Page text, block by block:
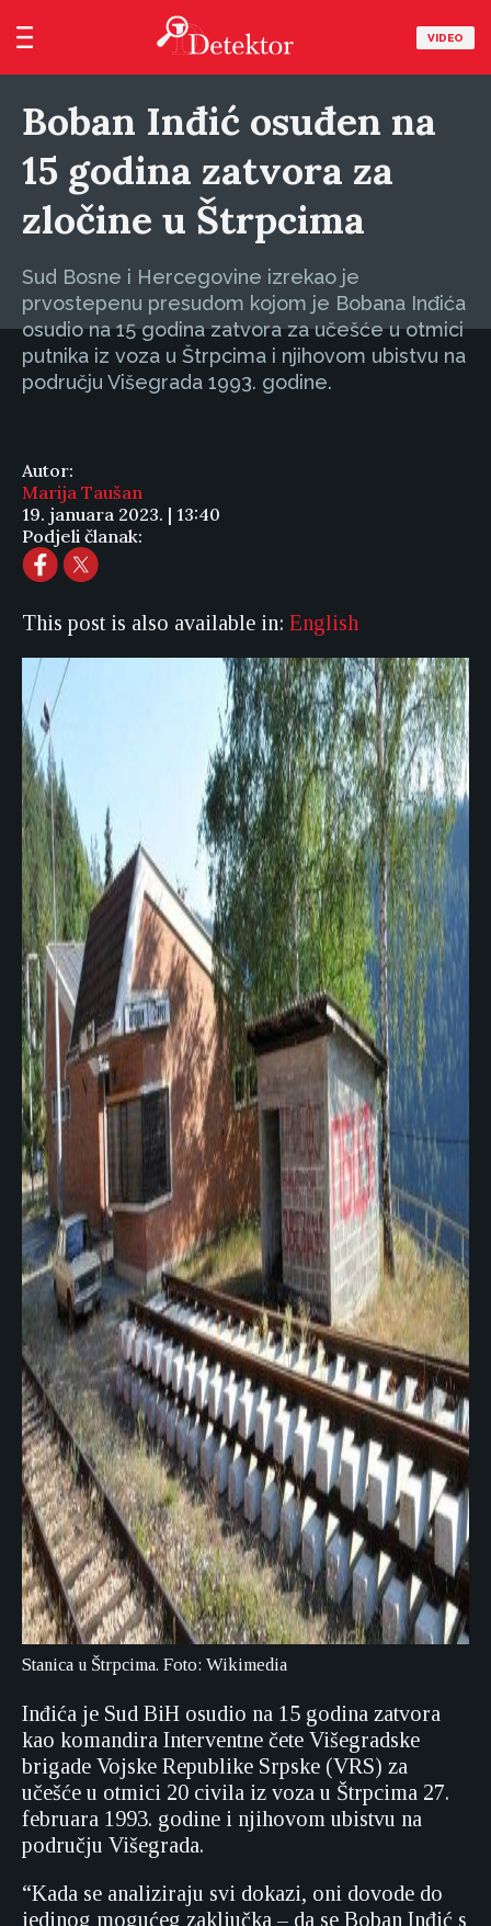
VIDEO
Boban Inđić osuđen na
15 godina zatvora za
zločine u Štrpcima
Sud Bosne i Hercegovine izrekao je
prvostepenu presudom kojom je Bobana Inđića
osudio na 15 godina zatvora za učešće u otmici
putnika iz voza u Štrpcima i njihovom ubistvu na
području Višegrada 1993. godine.
Autor:
Marija Taušan
19. januara 2023. | 13:40
Podjeli članak:
This post is also available in: English
Stanica u Štrpcima. Foto: Wikimedia
Inđića je Sud BiH osudio na 15 godina zatvora
kao komandira Interventne čete Višegradske
brigade Vojske Republike Srpske (VRS) za
učešće u otmici 20 civila iz voza u Štrpcima 27.
februara 1993. godine i njihovom ubistvu na
području Višegrada.
“Kada se analiziraju svi dokazi, oni dovode do
jedinog mogućeg zaključka – da se Boban Inđić s